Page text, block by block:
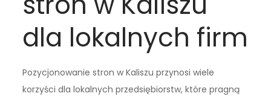
dla lokalnych firm
Pozycjonowanie stron w Kaliszu przynosi wiele
korzyści dla lokalnych przedsiębiorstw, które pragną